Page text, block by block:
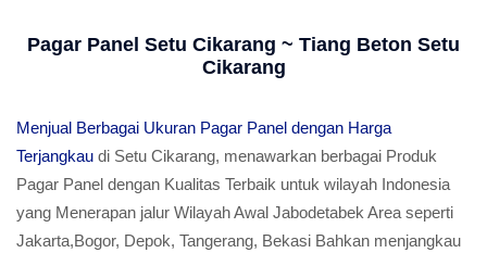
Pagar Panel Setu Cikarang ~ Tiang Beton Setu
Cikarang
Menjual Berbagai Ukuran Pagar Panel dengan Harga
Terjangkau di Setu Cikarang, menawarkan berbagai Produk
Pagar Panel dengan Kualitas Terbaik untuk wilayah Indonesia
yang Menerapan jalur Wilayah Awal Jabodetabek Area seperti
Jakarta,Bogor, Depok, Tangerang, Bekasi Bahkan menjangkau